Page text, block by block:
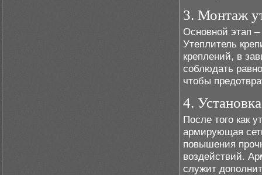
3. Монтаж
Основной этап
Утеплитель
креплений, в
соблюдать
чтобы
4.
После того как
армирующая
повышения
воздействий.
служит